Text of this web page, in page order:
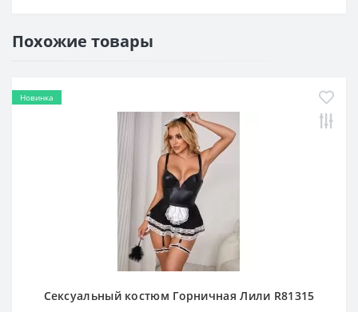
Похожие товары
Новинка
Сексуальный костюм Горничная Лили R81315